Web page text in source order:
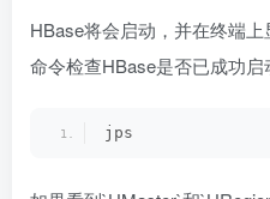
HBase将会启动，并在终端
命令检查HBase是否已成功启
jps